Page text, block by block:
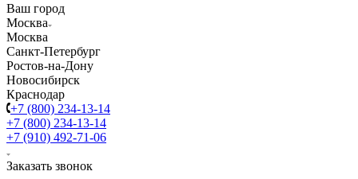
Ваш город
Москва
Москва
Санкт-Петербург
Ростов-на-Дону
Новосибирск
Краснодар
+7 (800) 234-13-14
+7 (800) 234-13-14
+7 (910) 492-71-06
Заказать звонок